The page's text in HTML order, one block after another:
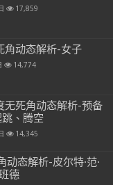
17,859
角动态解析-女子
14,774
无死角动态解析-预备
、腾空
14,345
态解析-皮尔特·范·
德